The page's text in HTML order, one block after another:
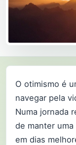
O otimismo é
navegar pela
Numa jornada
de manter
em dias